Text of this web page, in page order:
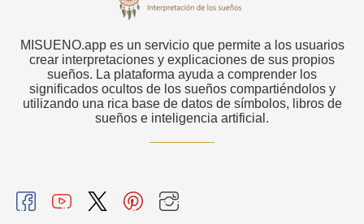
MISUENO.app es un servicio que permite a los usuarios
crear interpretaciones y explicaciones de sus propios
sueños. La plataforma ayuda a comprender los
significados ocultos de los sueños compartiéndolos y
utilizando una rica base de datos de símbolos, libros de
sueños e inteligencia artificial.